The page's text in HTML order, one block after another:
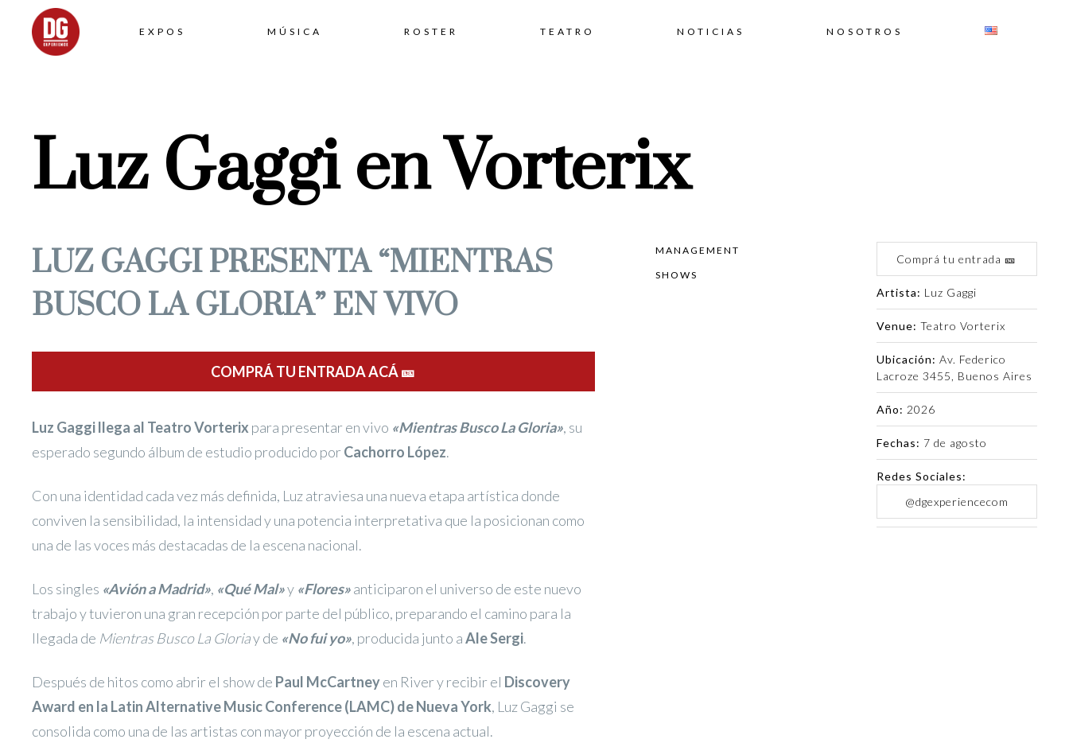
Skip
content
EXPOS MÚSICA ROSTER TEATRO NOTICIAS NOSOTROS
Luz Gaggi en Vorterix
LUZ GAGGI PRESENTA “MIENTRAS
BUSCO LA GLORIA” EN VIVO
COMPRÁ TU ENTRADA ACÁ 🎫
Luz Gaggi llega al Teatro Vorterix para presentar en vivo «Mientras Busco La Gloria», su
esperado segundo álbum de estudio producido porCachorro López.
Con una identidad cada vez más definida, Luz atraviesa una nueva etapa artística donde
conviven la sensibilidad, la intensidad y una potencia interpretativa que la posicionan como
una de las voces más destacadas de la escena nacional.
Los singles «Avión a Madrid», «Qué Mal»y «Flores»anticiparon el universo de este nuevo
trabajo y tuvieron una gran recepción por parte del público, preparando el camino para la
llegada de Mientras Busco La Gloriay de «No fui yo», producida junto aAle Sergi.
Después de hitos como abrir el show de Paul McCartneyen River y recibir el Discovery
Award en la Latin Alternative Music Conference (LAMC) de Nueva York, Luz Gaggi se
consolida como una de las artistas con mayor proyección de la escena actual.
MANAGEMENT
SHOWS
Comprá tu entrada 🎫
Artista: Luz Gaggi
Venue: Teatro Vorterix
Ubicación: Av. Federico
Lacroze 3455, Buenos Aires
Año: 2026
Fechas: 7 de agosto
Redes Sociales:
@dgexperiencecom